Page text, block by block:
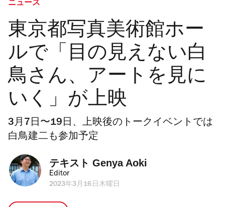
ニュース
東京都写真美術館ホー
ルで「目の見えない白
鳥さん、アートを見に
いく」が上映
3月7日〜19日、上映後のトークイベントでは
白鳥建二も参加予定
テキスト Genya Aoki
Editor
2023年3月16日木曜日